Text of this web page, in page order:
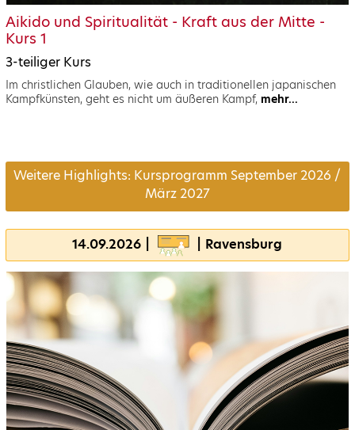
Aikido und Spiritualität - Kraft aus der Mitte -
Kurs 1
3-teiliger Kurs
Im christlichen Glauben, wie auch in traditionellen japanischen
Kampfkünsten, geht es nicht um äußeren Kampf,mehr...
Weitere Highlights: Kursprogramm September 2026 /
März 2027
14.09.2026 | | Ravensburg